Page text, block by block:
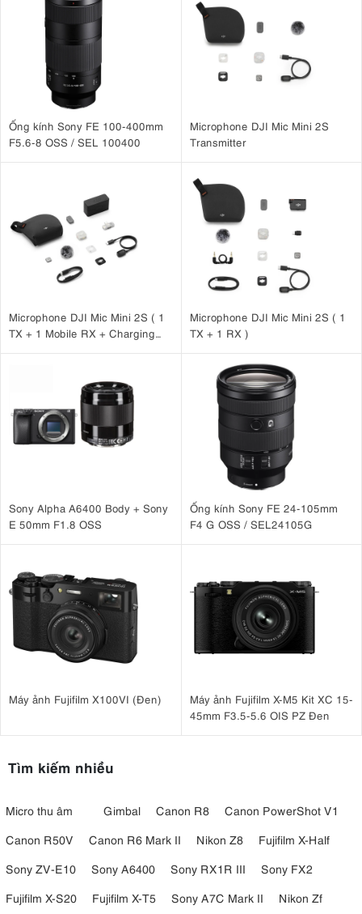
Ống kính Sony FE 100-400mm
F5.6-8 OSS / SEL 100400
Microphone DJI Mic Mini 2S
Transmitter
Microphone DJI Mic Mini 2S ( 1
TX + 1 Mobile RX + Charging
Microphone DJI Mic Mini 2S ( 1
TX + 1 RX )
Sony Alpha A6400 Body + Sony
E 50mm F1.8 OSS
Ống kính Sony FE 24-105mm
F4 G OSS / SEL24105G
Máy ảnh Fujifilm X100VI (Đen)
Máy ảnh Fujifilm X-M5 Kit XC 15-
45mm F3.5-5.6 OIS PZ Đen
Tìm kiếm nhiều
Micro thu âm Gimbal Canon R8
Canon PowerShot V1
Canon R50V
Canon R6 Mark II Nikon Z8
Fujifilm X-Half
Sony ZV-E10
Sony A6400 Sony RX1R III
Sony FX2
Fujifilm X-S20
Fujifilm X-T5 Sony A7C Mark II
Nikon Zf